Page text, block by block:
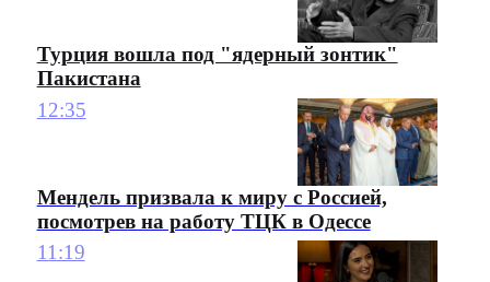
Турция вошла под "ядерный зонтик"
Пакистана
12:35
Мендель призвала к миру с Россией,
посмотрев на работу ТЦК в Одессе
11:19